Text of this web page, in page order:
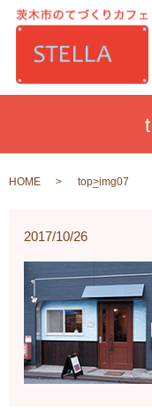
HOME top_img07
2017/10/26